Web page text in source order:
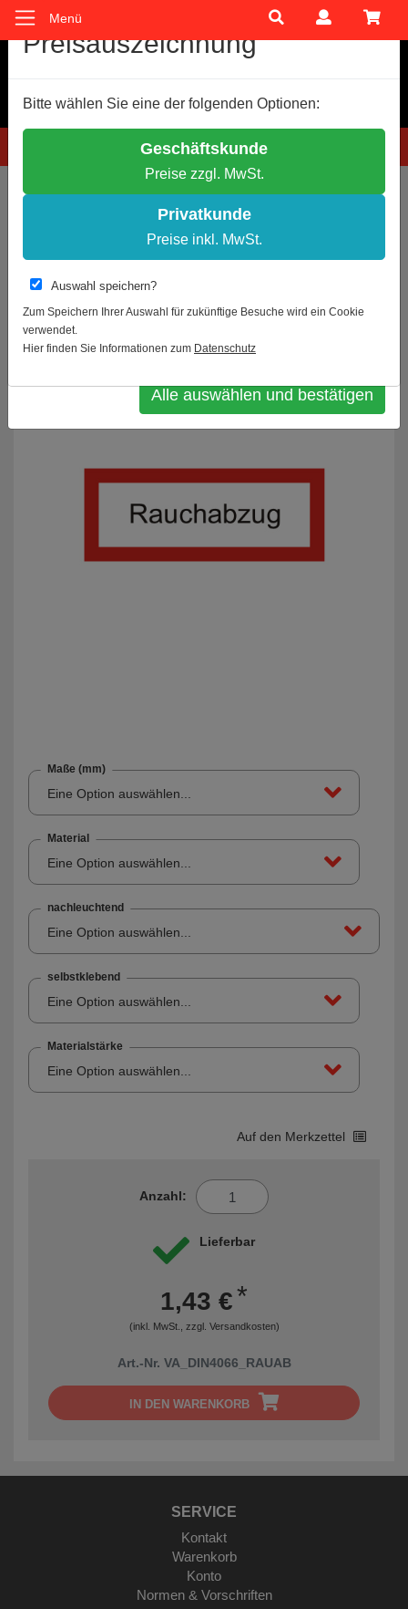
Hotline: 0781 9399888-60
Menü
Sie sind hier: Schilder- und Kennzeichnung
Brandschutzzeichen
Zur Übersicht Artikel 20 von 38
Brandschutzschild als Text
Rauchabzug
Maße (mm)
Eine Option auswählen...
Material
Eine Option auswählen...
nachleuchtend
Eine Option auswählen...
selbstklebend
Eine Option auswählen...
Materialstärke
Eine Option auswählen...
Auf den Merkzettel
Anzahl:
Lieferbar
1,43 €*
(inkl. MwSt., zzgl. Versandkosten)
Art.-Nr. VA_DIN4066_RAUAB
IN DEN WARENKORB
SERVICE
Kontakt
Warenkorb
Konto
Normen & Vorschriften
Cookie-Einstellungen
Wir verwenden Cookies, um Ihnen ein optimales
Einige Cookies sind technisch notwendig, andere dienen zu
anonymen Statistikzwecken.
Entscheiden Sie bitte selbst, welche Cookies Sie akzeptieren.
Notwendige Cookies erlauben
Weitere Infos
Datenschutz Impressum
Auswahl bestätigen
Alle auswählen und bestätigen
Preisauszeichnung
Bitte wählen Sie eine der folgenden Optionen:
Geschäftskunde
Preise zzgl. MwSt.
Privatkunde
Preise inkl. MwSt.
Auswahl speichern?
Zum Speichern Ihrer Auswahl für zukünftige Besuche wird ein Cookie
verwendet.
Hier finden Sie Informationen zum Datenschutz